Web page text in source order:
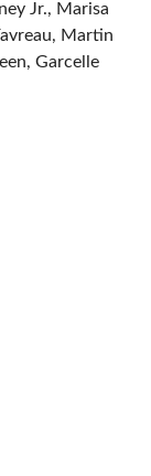
Jr., Marisa
Martin
Garcelle